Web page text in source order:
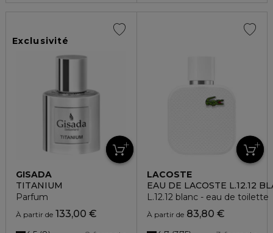
Exclusivité
GISADA
TITANIUM
Parfum
À partir de 133,00 €
LACOSTE
EAU DE LACOSTE L.12.12
L.12.12 blanc - eau de toilette
À partir de83,80 €